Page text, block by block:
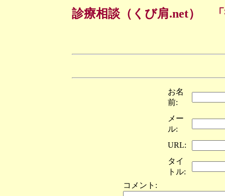
診療相談（くび肩.net）
お名
前:
メー
ル:
URL:
タイ
トル:
コメント: